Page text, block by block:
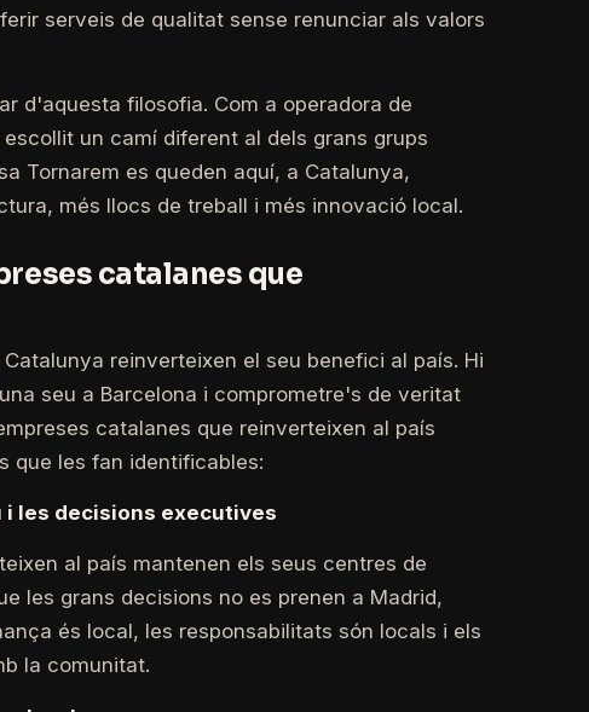
serveis de qualitat sense renunciar als valors
d'aquesta filosofia. Com a operadora de
un camí diferent al dels grans grups
Tornarem es queden aquí, a Catalunya,
més llocs de treball i més innovació local.
catalanes que
reinverteixen el seu benefici al país. Hi
seu a Barcelona i comprometre's de veritat
catalanes que reinverteixen al país
que les fan identificables:
i les decisions executives
al país mantenen els seus centres de
les grans decisions no es prenen a Madrid,
és local, les responsabilitats són locals i els
la comunitat.